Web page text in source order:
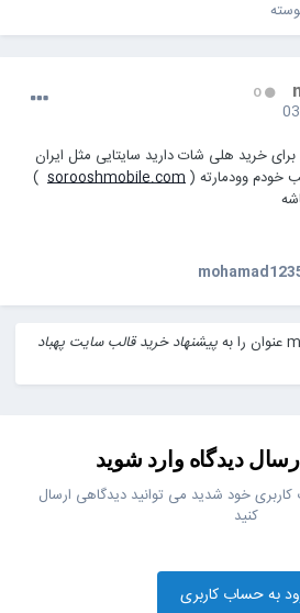
0
برای خرید هلی شات دارید سایتایی مثل ایران
خودم وودمارته (sorooshmobile.com
)
عنوان را بهپیشنهاد خرید قالب سایت پهباد
دیدگاه وارد شوید
کاربری خود شدید می توانید دیدگاهی ارسال
کنید
به حساب کاربری